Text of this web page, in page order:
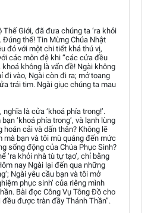
Thế Giới, đã đưa chúng ta ‘ra khỏi
Đúng thế! Tin Mừng Chúa Nhật
đó với một chi tiết khá thú vị,
các môn đệ khi “các cửa đều
không là vấn đề! Ngài không
đi vào, Ngài còn đi ra; mở toang
trái tim. Ngài giục chúng ta mau
là cửa ‘khoá phía trong!’.
‘khoá phía trong’, và lạnh lùng
cải và dấn thân? Không lẽ
mà bạn và tôi mù quáng đến mức
sống động của Chúa Phục Sinh?
‘ra khỏi nhà tù tự tạo’, chỉ bằng
nay Ngài lại đến qua những
Ngài yêu cầu bạn và tôi mở
phục sinh’ của riêng mình
Bài đọc Công Vụ Tông Đồ cho
được tràn đầy Thánh Thần”.